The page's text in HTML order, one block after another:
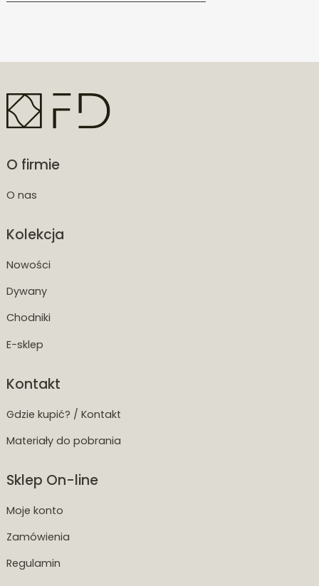
O firmie
O nas
Kolekcja
Nowości
Dywany
Chodniki
E-sklep
Kontakt
Gdzie kupić? / Kontakt
Materiały do pobrania
Sklep On-line
Moje konto
Zamówienia
Regulamin